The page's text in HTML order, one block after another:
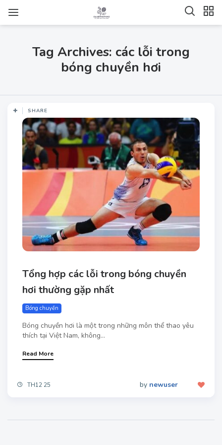
Tag Archives: các lỗi trong
bóng chuyền hơi
SHARE
Tổng hợp các lỗi trong bóng chuyền
hơi thường gặp nhất
Bóng chuyền
Bóng chuyền hơi là một trong những môn thể thao yêu
thích tại Việt Nam, không...
Read More
TH12 25 by newuser